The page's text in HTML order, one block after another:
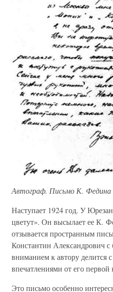
Автограф. Письмо К.
Наступает 1924 год. У
цветут». Он высылает ее К.
отзывается пространным
Константин Александрович
вниманием к автору делится
впечатлениями от его
Это письмо особенно